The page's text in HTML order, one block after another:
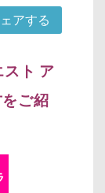
アする
スト ア
ご紹